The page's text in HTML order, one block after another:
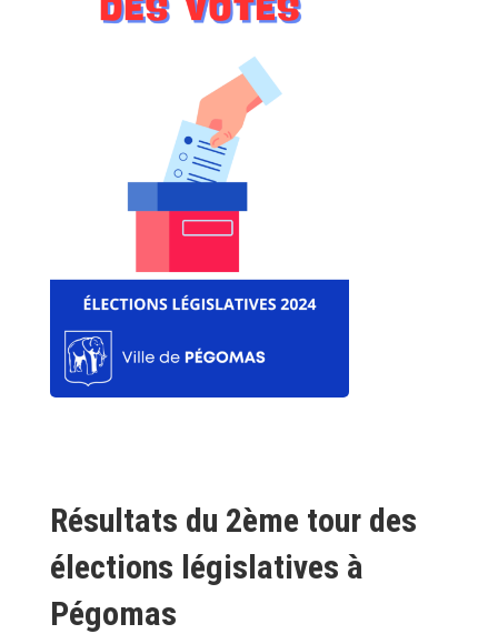
Résultats du 2ème tour des
élections législatives à
Pégomas